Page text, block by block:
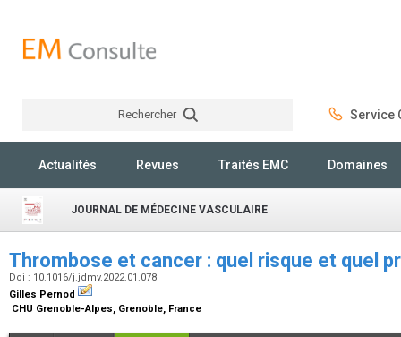
Rechercher Service
Actualités Revues Traités EMC Domaines
JOURNAL DE MÉDECINE VASCULAIRE
Thrombose et cancer : quel risque et quel
Doi : 10.1016/j.jdmv.2022.01.078
Gilles Pernod
CHU Grenoble-Alpes, Grenoble, France